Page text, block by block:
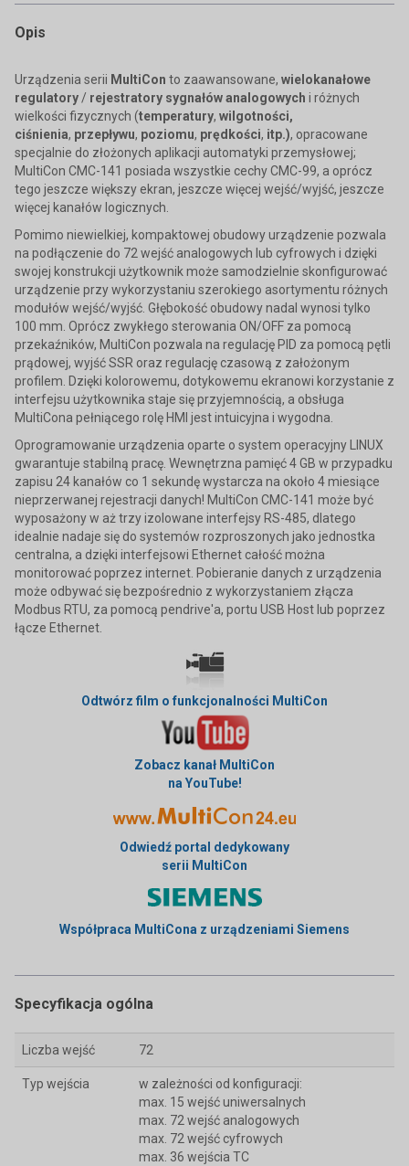
Opis
Urządzenia serii MultiCon to zaawansowane, wielokanałowe
regulatory / rejestratory sygnałów analogowych i różnych
wielkości fizycznych (temperatury, wilgotności,
ciśnienia, przepływu, poziomu, prędkości, itp.), opracowane
specjalnie do złożonych aplikacji automatyki przemysłowej;
MultiCon CMC-141 posiada wszystkie cechy CMC-99, a oprócz
tego jeszcze większy ekran, jeszcze więcej wejść/wyjść, jeszcze
więcej kanałów logicznych.
Pomimo niewielkiej, kompaktowej obudowy urządzenie pozwala
na podłączenie do 72 wejść analogowych lub cyfrowych i dzięki
swojej konstrukcji użytkownik może samodzielnie skonfigurować
urządzenie przy wykorzystaniu szerokiego asortymentu różnych
modułów wejść/wyjść. Głębokość obudowy nadal wynosi tylko
100 mm. Oprócz zwykłego sterowania ON/OFF za pomocą
przekaźników, MultiCon pozwala na regulację PID za pomocą pętli
prądowej, wyjść SSR oraz regulację czasową z założonym
profilem. Dzięki kolorowemu, dotykowemu ekranowi korzystanie z
interfejsu użytkownika staje się przyjemnością, a obsługa
MultiCona pełniącego rolę HMI jest intuicyjna i wygodna.
Oprogramowanie urządzenia oparte o system operacyjny LINUX
gwarantuje stabilną pracę. Wewnętrzna pamięć 4 GB w przypadku
zapisu 24 kanałów co 1 sekundę wystarcza na około 4 miesiące
nieprzerwanej rejestracji danych! MultiCon CMC-141 może być
wyposażony w aż trzy izolowane interfejsy RS-485, dlatego
idealnie nadaje się do systemów rozproszonych jako jednostka
centralna, a dzięki interfejsowi Ethernet całość można
monitorować poprzez internet. Pobieranie danych z urządzenia
może odbywać się bezpośrednio z wykorzystaniem złącza
Modbus RTU, za pomocą pendrive'a, portu USB Host lub poprzez
łącze Ethernet.
Odtwórz film o funkcjonalności MultiCon
Zobacz kanał MultiCon
na YouTube!
Odwiedź portal dedykowany
serii MultiCon
Współpraca MultiCona z urządzeniami Siemens
Specyfikacja ogólna
Liczba wejść 72
Typ wejścia
w zależności od konfiguracji:
max. 15 wejść uniwersalnych
max. 72 wejść analogowych
max. 72 wejść cyfrowych
max. 36 wejścia TC